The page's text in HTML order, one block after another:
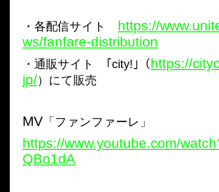
・各配信サイト https://
ws/fanfare-distribution
・ 通販サイト ｢ city! ｣（https://
jp/）にて販売
MV 「ファンファーレ」
https://www.youtube.com/
QBo1dA